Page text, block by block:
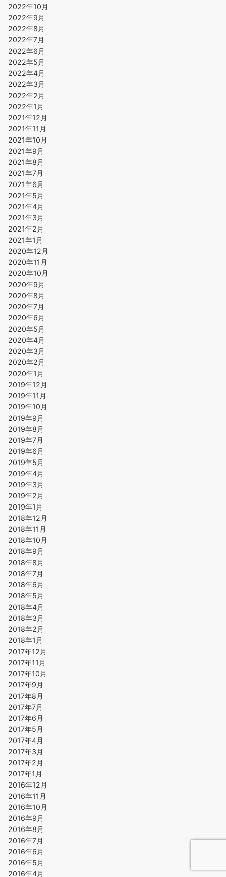
2022年10月
2022年9月
2022年8月
2022年7月
2022年6月
2022年5月
2022年4月
2022年3月
2022年2月
2022年1月
2021年12月
2021年11月
2021年10月
2021年9月
2021年8月
2021年7月
2021年6月
2021年5月
2021年4月
2021年3月
2021年2月
2021年1月
2020年12月
2020年11月
2020年10月
2020年9月
2020年8月
2020年7月
2020年6月
2020年5月
2020年4月
2020年3月
2020年2月
2020年1月
2019年12月
2019年11月
2019年10月
2019年9月
2019年8月
2019年7月
2019年6月
2019年5月
2019年4月
2019年3月
2019年2月
2019年1月
2018年12月
2018年11月
2018年10月
2018年9月
2018年8月
2018年7月
2018年6月
2018年5月
2018年4月
2018年3月
2018年2月
2018年1月
2017年12月
2017年11月
2017年10月
2017年9月
2017年8月
2017年7月
2017年6月
2017年5月
2017年4月
2017年3月
2017年2月
2017年1月
2016年12月
2016年11月
2016年10月
2016年9月
2016年8月
2016年7月
2016年6月
2016年5月
2016年4月